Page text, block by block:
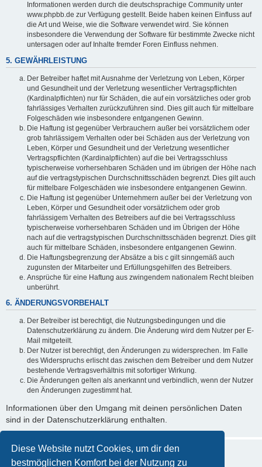
Diese Website nutzt Cookies, um dir den
bestmöglichen Komfort bei der Nutzung zu
Informationen werden durch die deutschsprachige Community unter
www.phpbb.de zur Verfügung gestellt. Beide haben keinen Einfluss auf
die Art und Weise, wie die Software verwendet wird. Sie können
insbesondere die Verwendung der Software für bestimmte Zwecke nicht
untersagen oder auf Inhalte fremder Foren Einfluss nehmen.
5. GEWÄHRLEISTUNG
Der Betreiber haftet mit Ausnahme der Verletzung von Leben, Körper
und Gesundheit und der Verletzung wesentlicher Vertragspflichten
(Kardinalpflichten) nur für Schäden, die auf ein vorsätzliches oder grob
fahrlässiges Verhalten zurückzuführen sind. Dies gilt auch für mittelbare
Folgeschäden wie insbesondere entgangenen Gewinn.
Die Haftung ist gegenüber Verbrauchern außer bei vorsätzlichem oder
grob fahrlässigem Verhalten oder bei Schäden aus der Verletzung von
Leben, Körper und Gesundheit und der Verletzung wesentlicher
Vertragspflichten (Kardinalpflichten) auf die bei Vertragsschluss
typischerweise vorhersehbaren Schäden und im übrigen der Höhe nach
auf die vertragstypischen Durchschnittsschäden begrenzt. Dies gilt auch
für mittelbare Folgeschäden wie insbesondere entgangenen Gewinn.
Die Haftung ist gegenüber Unternehmern außer bei der Verletzung von
Leben, Körper und Gesundheit oder vorsätzlichem oder grob
fahrlässigem Verhalten des Betreibers auf die bei Vertragsschluss
typischerweise vorhersehbaren Schäden und im Übrigen der Höhe
nach auf die vertragstypischen Durchschnittsschäden begrenzt. Dies gilt
auch für mittelbare Schäden, insbesondere entgangenen Gewinn.
Die Haftungsbegrenzung der Absätze a bis c gilt sinngemäß auch
zugunsten der Mitarbeiter und Erfüllungsgehilfen des Betreibers.
Ansprüche für eine Haftung aus zwingendem nationalem Recht bleiben
unberührt.
6. ÄNDERUNGSVORBEHALT
Der Betreiber ist berechtigt, die Nutzungsbedingungen und die
Datenschutzerklärung zu ändern. Die Änderung wird dem Nutzer per E-
Mail mitgeteilt.
Der Nutzer ist berechtigt, den Änderungen zu widersprechen. Im Falle
des Widerspruchs erlischt das zwischen dem Betreiber und dem Nutzer
bestehende Vertragsverhältnis mit sofortiger Wirkung.
Die Änderungen gelten als anerkannt und verbindlich, wenn der Nutzer
den Änderungen zugestimmt hat.
Informationen über den Umgang mit deinen persönlichen Daten
sind in der Datenschutzerklärung enthalten.